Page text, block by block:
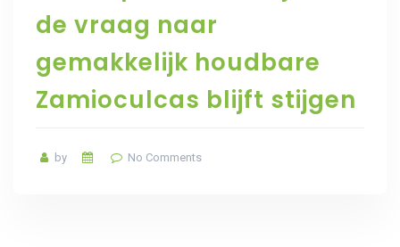
de vraag naar
gemakkelijk houdbare
Zamioculcas blijft stijgen
by No Comments